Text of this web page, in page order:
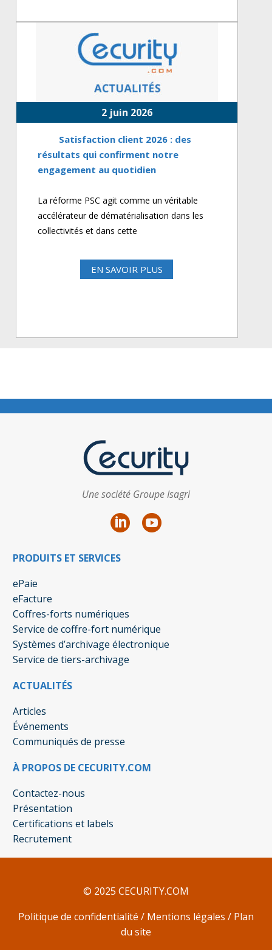
2 juin 2026
Satisfaction client 2026 : des
résultats qui confirment notre
engagement au quotidien
La réforme PSC agit comme un véritable
accélérateur de dématérialisation dans les
collectivités et dans cette
EN SAVOIR PLUS
Une société Groupe Isagri
PRODUITS ET SERVICES
ePaie
eFacture
Coffres-forts numériques
Service de coffre-fort numérique
Systèmes d’archivage électronique
Service de tiers-archivage
ACTUALITÉS
Articles
Événements
Communiqués de presse
À PROPOS DE CECURITY.COM
Contactez-nous
Présentation
Certifications et labels
Recrutement
© 2025 CECURITY.COM
Politique de confidentialité / Mentions légales / Plan
du site